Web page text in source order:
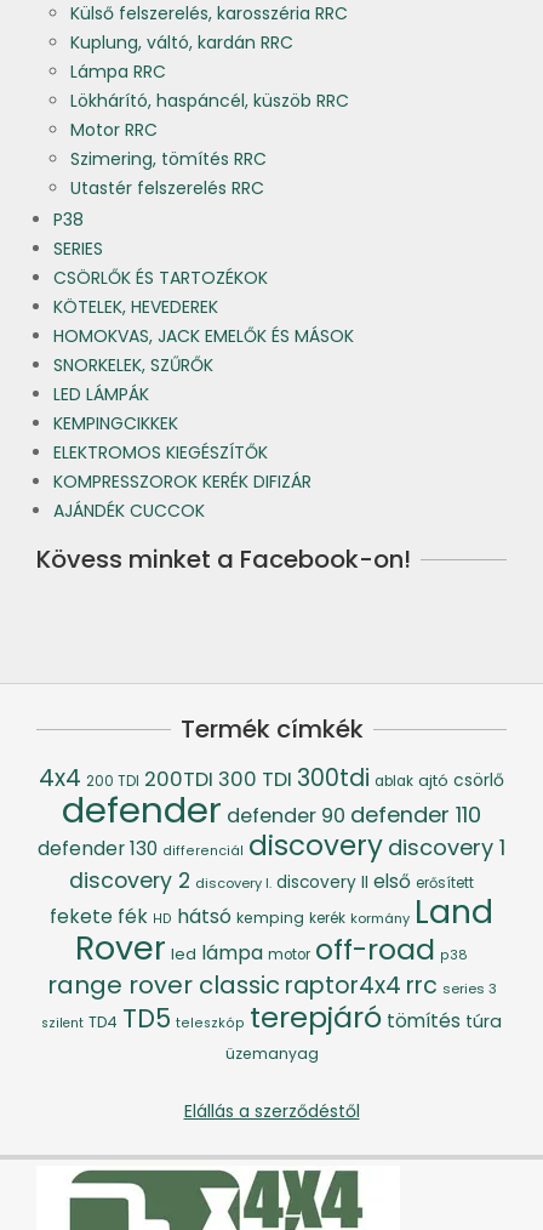
Külső felszerelés, karosszéria RRC
Kuplung, váltó, kardán RRC
Lámpa RRC
Lökhárító, haspáncél, küszöb RRC
Motor RRC
Szimering, tömítés RRC
Utastér felszerelés RRC
P38
SERIES
CSÖRLŐK ÉS TARTOZÉKOK
KÖTELEK, HEVEDEREK
HOMOKVAS, JACK EMELŐK ÉS MÁSOK
SNORKELEK, SZŰRŐK
LED LÁMPÁK
KEMPINGCIKKEK
ELEKTROMOS KIEGÉSZÍTŐK
KOMPRESSZOROK KERÉK DIFIZÁR
AJÁNDÉK CUCCOK
Kövess minket a Facebook-on!
Termék címkék
4x4 200 TDI 200TDI 300 TDI 300tdi ablak ajtó csörlő
defender defender 90 defender 110
defender 130 differenciál discovery discovery 1
discovery 2 discovery I. discovery II első erősített
fekete fék HD hátsó kemping kerék kormány Land
Rover led lámpa motor off-road p38
range rover classic raptor4x4 rrc series 3
szilent TD4 TD5 teleszkóp terepjáró tömítés túra
üzemanyag
Elállás a szerződéstől